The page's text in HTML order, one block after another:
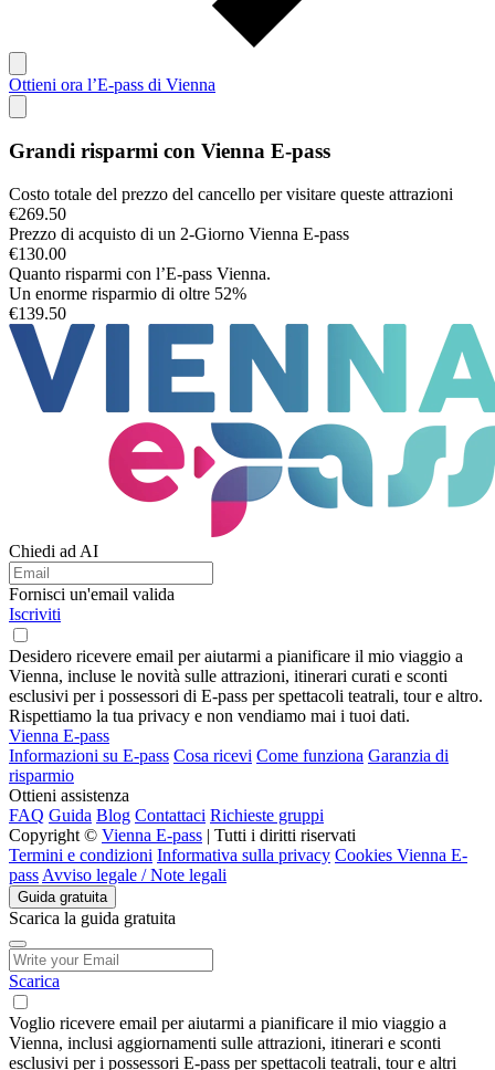
Ottieni ora l’E-pass di Vienna
Grandi risparmi con Vienna E-pass
Costo totale del prezzo del cancello per visitare queste attrazioni
€269.50
Prezzo di acquisto di un 2-Giorno Vienna E-pass
€130.00
Quanto risparmi con l’E-pass Vienna.
Un enorme risparmio di oltre 52%
€139.50
Chiedi ad AI
Fornisci un'email valida
Iscriviti
Desidero ricevere email per aiutarmi a pianificare il mio viaggio a
Vienna, incluse le novità sulle attrazioni, itinerari curati e sconti
esclusivi per i possessori di E-pass per spettacoli teatrali, tour e altro.
Rispettiamo la tua privacy e non vendiamo mai i tuoi dati.
Vienna E-pass
Informazioni su E-pass Cosa ricevi Come funziona Garanzia di
risparmio
Ottieni assistenza
FAQ Guida Blog Contattaci Richieste gruppi
Copyright © Vienna E-pass | Tutti i diritti riservati
Termini e condizioni Informativa sulla privacy Cookies Vienna E-
pass Avviso legale / Note legali
Guida gratuita
Scarica la guida gratuita
Scarica
Voglio ricevere email per aiutarmi a pianificare il mio viaggio a
Vienna, inclusi aggiornamenti sulle attrazioni, itinerari e sconti
esclusivi per i possessori E-pass per spettacoli teatrali, tour e altri